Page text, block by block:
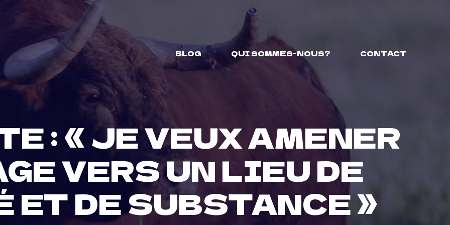
BLOG
QUI SOMMES-NOUS? CONTACT
: « JE VEUX AMENER
VERS UN LIEU DE
ET DE SUBSTANCE »